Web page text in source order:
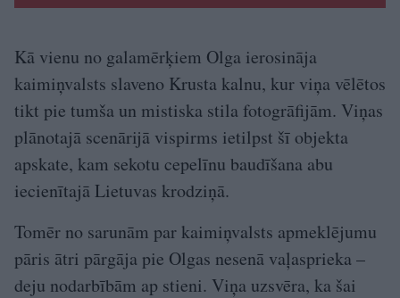
Kā vienu no galamērķiem Olga ierosināja
kaimiņvalsts slaveno Krusta kalnu, kur viņa vēlētos
tikt pie tumša un mistiska stila fotogrāfijām. Viņas
plānotajā scenārijā vispirms ietilpst šī objekta
apskate, kam sekotu cepelīnu baudīšana abu
iecienītajā Lietuvas krodziņā.
Tomēr no sarunām par kaimiņvalsts apmeklējumu
pāris ātri pārgāja pie Olgas nesenā vaļasprieka –
deju nodarbībām ap stieni. Viņa uzsvēra, ka šai